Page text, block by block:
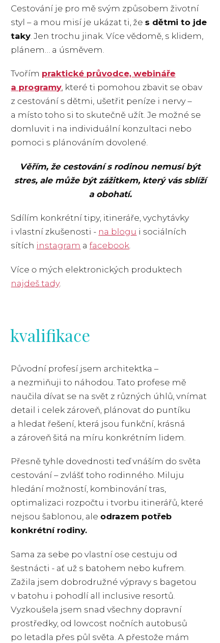
Cestování je pro mě svým způsobem životní
styl – a mou misí je ukázat ti, že s dětmi to jde
taky. Jen trochu jinak. Více vědomě, s klidem,
plánem… a úsměvem.
Tvořím praktické průvodce, webináře
a programy, které ti pomohou zbavit se obav
z cestování s dětmi, ušetřit peníze i nervy –
a místo toho si to skutečně užít. Je možné se
domluvit i na individuální konzultaci nebo
pomoci s plánováním dovolené.
Věřím, že cestování s rodinou nemusí být
stres, ale může být zážitkem, který vás sblíží
a obohatí.
Sdílím konkrétní tipy, itineráře, vychytávky
i vlastní zkušenosti - na blogu i sociálních
sítích instagram afacebook.
Více o mých elektronických produktech
najdeš tady.
kvalifikace
Původní profesí jsem architektka –
a nezmiňuji to náhodou. Tato profese mě
naučila dívat se na svět z různých úhlů, vnímat
detail i celek zároveň, plánovat do puntíku
a hledat řešení, která jsou funkční, krásná
a zároveň šitá na míru konkrétním lidem.
Přesně tyhle dovednosti teď vnáším do světa
cestování – zvlášť toho rodinného. Miluju
hledání možností, kombinování tras,
optimalizaci rozpočtu i tvorbu itinerářů, které
nejsou šablonou, ale odrazem potřeb
konkrétní rodiny.
Sama za sebe po vlastní ose cestuju od
šestnácti - ať už s batohem nebo kufrem.
Zažila jsem dobrodružné výpravy s bagetou
v batohu i pohodlí all inclusive resortů.
Vyzkoušela jsem snad všechny dopravní
prostředky, od lowcost nočních autobusů
po letadla přes půl světa. A přestože mám